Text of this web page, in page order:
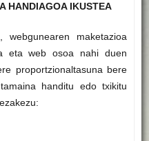
HANDIAGOA IKUSTEA
maketazioa
eta web osoa nahi duen
proportzionaltasuna bere
handitu edo txikitu